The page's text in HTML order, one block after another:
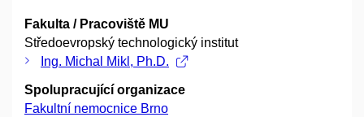
Fakulta / Pracoviště MU
Středoevropský technologický institut
Ing. Michal Mikl, Ph.D.
Spolupracující organizace
Fakultní nemocnice Brno